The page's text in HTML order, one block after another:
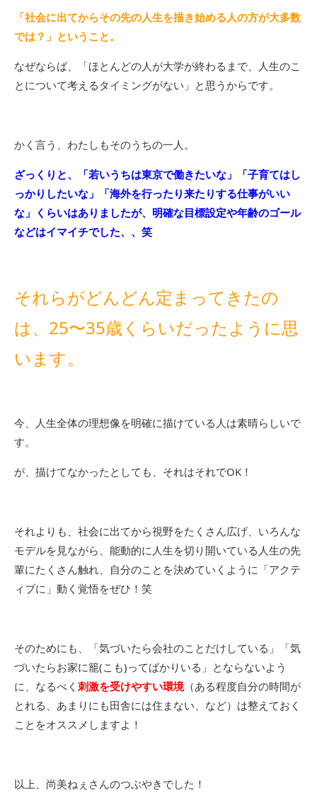
「社会に出てからその先の人生を描き始める人の方が大多数
では？」ということ。
なぜならば、「ほとんどの人が大学が終わるまで、人生のこ
とについて考えるタイミングがない」と思うからです。
かく言う、わたしもそのうちの一人。
ざっくりと、「若いうちは東京で働きたいな」「子育てはし
っかりしたいな」「海外を行ったり来たりする仕事がいい
な」くらいはありましたが、明確な目標設定や年齢のゴール
などはイマイチでした、、笑
それらがどんどん定まってきたの
は、25〜35歳くらいだったように思
います。
今、人生全体の理想像を明確に描けている人は素晴らしいで
す。
が、描けてなかったとしても、それはそれでOK！
それよりも、社会に出てから視野をたくさん広げ、いろんな
モデルを見ながら、能動的に人生を切り開いている人生の先
輩にたくさん触れ、自分のことを決めていくように「アクテ
ィブに」動く覚悟をぜひ！笑
そのためにも、「気づいたら会社のことだけしている」「気
づいたらお家に籠(こも)ってばかりいる」とならないよう
に、なるべく 刺激を受けやすい環境（ある程度自分の時間が
とれる、あまりにも田舎には住まない、など）は整えておく
ことをオススメしますよ！
以上、尚美ねぇさんのつぶやきでした！